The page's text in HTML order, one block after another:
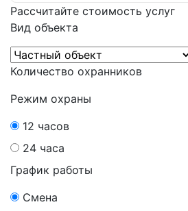
Расcчитайте стоимость услуг
Вид объекта
Количество охранников
Режим охраны
12 часов
24 часа
График работы
Смена